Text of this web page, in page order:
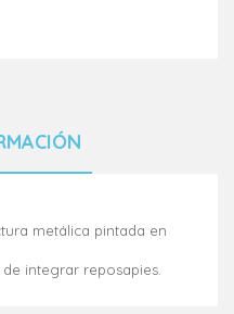
metálica pintada en
integrar reposapies.